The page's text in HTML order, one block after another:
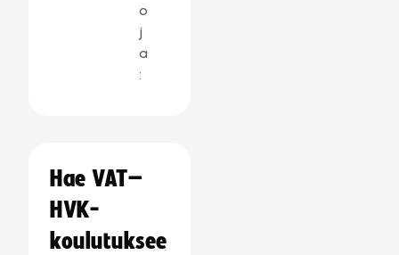
o
j
a
:
Hae VAT–
HVK-
koulutuksee